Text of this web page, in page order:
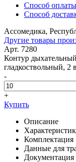
Способ оплаты
Способ
Ассомедика,
Другие товары
Арт. 7280
Контур
гладкоствольный, 2
-
+
Купить
Описание
Комплектация
Данные для
Документация